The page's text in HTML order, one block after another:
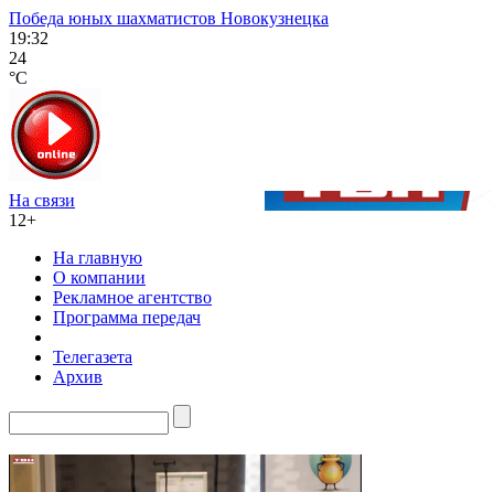
Победа юных шахматистов Новокузнецка
19:32
24
°C
На связи
12+
На главную
О компании
Рекламное агентство
Программа передач
Телегазета
Архив